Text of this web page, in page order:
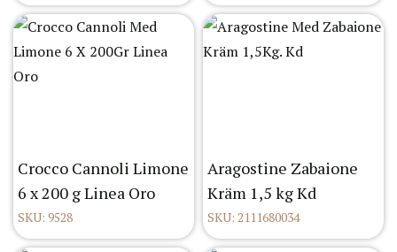
Crocco Cannoli Limone
6 x 200 g Linea Oro
SKU: 9528
Aragostine Zabaione
Kräm 1,5 kg Kd
SKU: 2111680034